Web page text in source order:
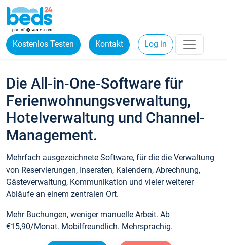
Kostenlos Testen Kontakt Log in
Die All-in-One-Software für
Ferienwohnungsverwaltung,
Hotelverwaltung und Channel-
Management.
Mehrfach ausgezeichnete Software, für die die Verwaltung
von Reservierungen, Inseraten, Kalendern, Abrechnung,
Gästeverwaltung, Kommunikation und vieler weiterer
Abläufe an einem zentralen Ort.
Mehr Buchungen, weniger manuelle Arbeit. Ab
€15,90/Monat. Mobilfreundlich. Mehrsprachig.